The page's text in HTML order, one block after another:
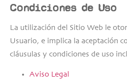
Condiciones de Uso
La utilización del Sitio Web le
Usuario, e implica la aceptación
cláusulas y condiciones de uso
Aviso Legal